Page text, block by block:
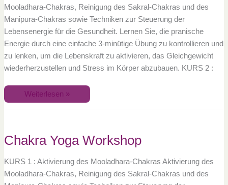
Mooladhara-Chakras, Reinigung des Sakral-Chakras und des
Manipura-Chakras sowie Techniken zur Steuerung der
Lebensenergie für die Gesundheit. Lernen Sie, die pranische
Energie durch eine einfache 3-minütige Übung zu kontrollieren und
zu lenken, um die Lebenskraft zu aktivieren, das Gleichgewicht
wiederherzustellen und Stress im Körper abzubauen. KURS 2 :
Weiterlesen »
Chakra Yoga Workshop
KURS 1 : Aktivierung des Mooladhara-Chakras Aktivierung des
Mooladhara-Chakras, Reinigung des Sakral-Chakras und des